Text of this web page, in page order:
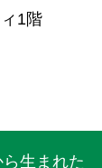
1階
生まれた